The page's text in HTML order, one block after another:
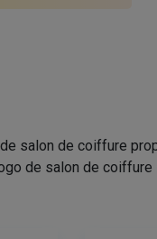
salon de coiffure
de salon de coiffure